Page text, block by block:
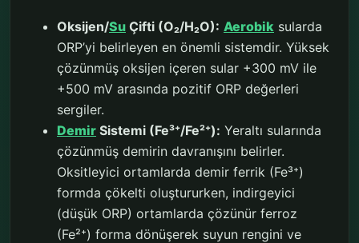
Oksijen/Su Çifti (O₂/H₂O): Aerobik sularda
ORP’yi belirleyen en önemli sistemdir. Yüksek
çözünmüş oksijen içeren sular +300 mV ile
+500 mV arasında pozitif ORP değerleri
sergiler.
Demir Sistemi (Fe³⁺/Fe²⁺): Yeraltı sularında
çözünmüş demirin davranışını belirler.
Oksitleyici ortamlarda demir ferrik (Fe³⁺)
formda çökelti oluştururken, indirgeyici
(düşük ORP) ortamlarda çözünür ferroz
(Fe²⁺) forma dönüşerek suyun rengini ve